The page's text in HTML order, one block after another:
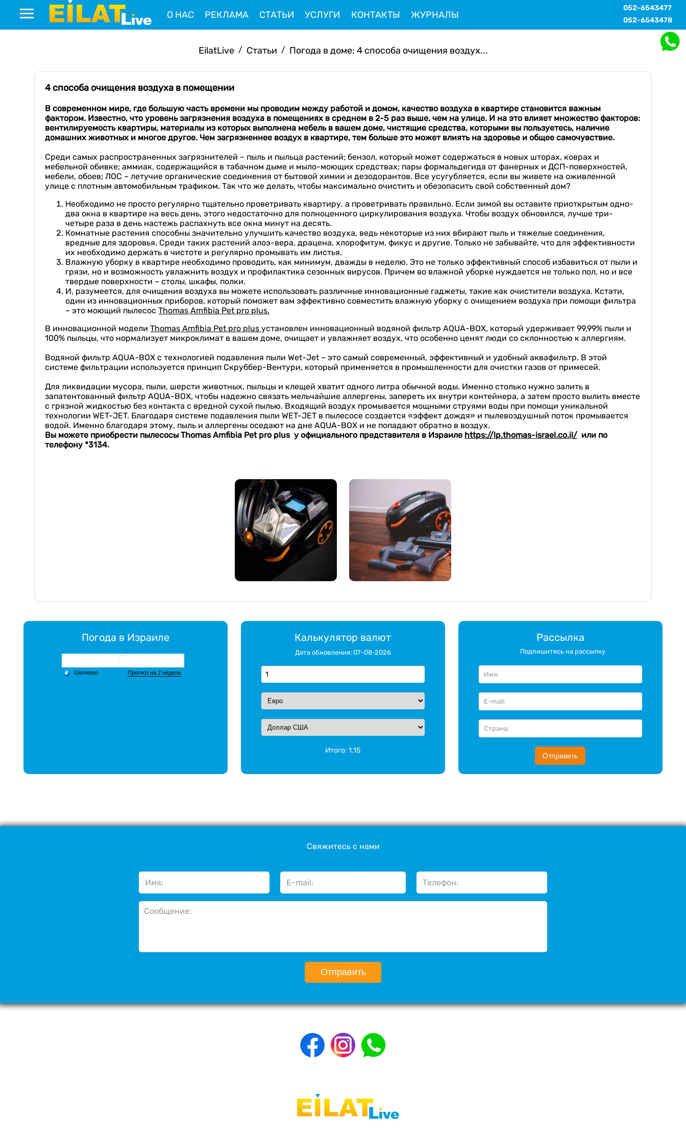
О НАС РЕКЛАМА СТАТЬИ УСЛУГИ КОНТАКТЫ ЖУРНАЛЫ
052-6543477
052-6543478
EilatLive / Статьи / Погода в доме: 4 способа очищения воздух...
4 способа очищения воздуха в помещении
В современном мире, где большую часть времени мы проводим между работой и домом, качество воздуха в квартире становится важным
фактором. Известно, что уровень загрязнения воздуха в помещениях в среднем в 2-5 раз выше, чем на улице. И наэто влияет множество факторов:
вентилируемость квартиры, материалы из которых выполнена мебель в вашем доме, чистящие средства, которыми вы пользуетесь, наличие
домашних животных и многое другое. Чем загрязненнее воздух в квартире, тем больше это может влиять на здоровье и общее самочувствие.
Среди самых распространенных загрязнителей – пыль и пыльца растений; бензол, который может содержаться в новых шторах, коврах и
мебельной обивке; аммиак, содержащийся в табачном дыме и мыло-моющих средствах; пары формальдегида от фанерных и ДСП-поверхностей,
мебели, обоев; ЛОС – летучие органические соединения от бытовой химии и дезодорантов. Все усугубляется, если вы живете на оживленной
улице с плотным автомобильным трафиком. Так что же делать, чтобы максимально очистить и обезопасить свой собственный дом?
Необходимо не просто регулярно тщательно проветривать квартиру, а проветривать правильно. Если зимой вы оставите приоткрытым одно-
два окна в квартире на весь день, этого недостаточно для полноценного циркулирования воздуха. Чтобы воздух обновился, лучше три-
четыре раза в день настежь распахнуть все окна минут на десять.
Комнатные растения способны значительно улучшить качество воздуха, ведь некоторые из них вбирают пыль и тяжелые соединения,
вредные для здоровья. Среди таких растений алоэ-вера, драцена, хлорофитум, фикус и другие. Только не забывайте, что для эффективности
их необходимо держать в чистоте и регулярно промывать им листья.
Влажную уборку в квартире необходимо проводить, как минимум, дважды в неделю. Это не только эффективный способ избавиться от пыли и
грязи, но и возможность увлажнить воздух и профилактика сезонных вирусов. Причем во влажной уборке нуждается не только пол, но и все
твердые поверхности – столы, шкафы, полки.
И, разумеется, для очищения воздуха вы можете использовать различные инновационные гаджеты, такие как очистители воздуха. Кстати,
один из инновационных приборов, который поможет вам эффективно совместить влажную уборку с очищением воздуха при помощи фильтра
– это моющий пылесосThomas Amfibia Pet pro plus.
В инновационной моделиThomas Amfibia Pet pro plus установлен инновационный водяной фильтр AQUA-BOX, который удерживает 99,99% пыли и
100% пыльцы, что нормализует микроклимат в вашем доме, очищает и увлажняет воздух, что особенно ценят люди со склонностью к аллергиям.
Водяной фильтр AQUA-BOX с технологией подавления пыли Wet-Jet – это самый современный, эффективный и удобный аквафильтр. В этой
системе фильтрации используется принцип Скруббер-Вентури, который применяется в промышленности для очистки газов от примесей.
Для ликвидации мусора, пыли, шерсти животных, пыльцы и клещей хватит одного литра обычной воды. Именно столько нужно залить в
запатентованный фильтр AQUA-BOX, чтобы надежно связать мельчайшие аллергены, запереть их внутри контейнера, а затем просто вылить вместе
с грязной жидкостью без контакта с вредной сухой пылью. Входящий воздух промывается мощными струями воды при помощи уникальной
технологии WET-JET. Благодаря системе подавления пыли WET-JET в пылесосе создается «эффект дождя» и пылевоздушный поток промывается
водой. Именно благодаря этому, пыль и аллергены оседают на дне AQUA-BOX и не попадают обратно в воздух.
Вы можете приобрести пылесосы Thomas Amfibia Pet pro plus у официального представителя в Израиле https://lp.thomas-israel.co.il/ или по
телефону *3134.
Погода в Израиле Калькулятор валют
Дата обновления: 07-08-2026
Итого:1.15
Рассылка
Подпишитесь на рассылку
Отправить
Свяжитесь с нами
Отправить